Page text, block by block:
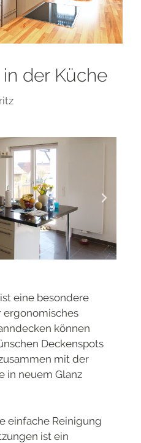
der Küche
eine besondere
ergonomisches
können
Deckenspots
mit der
in neuem Glanz
einfache Reinigung
ist ein